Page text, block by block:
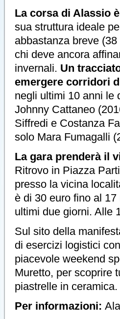
La corsa di Alassio
sua struttura ideale
abbastanza breve
chi deve ancora
invernali. Un
emergere corridori
negli ultimi 10 anni le
Johnny Cattaneo
Siffredi e Costanza
solo Mara Fumagalli
La gara prenderà il
Ritrovo in Piazza
presso la vicina
è di 30 euro fino al
ultimi due giorni. Alle
Sul sito della
di esercizi logistici
piacevole weekend
Muretto, per scoprire
piastrelle in ceramica.
Per informazioni: